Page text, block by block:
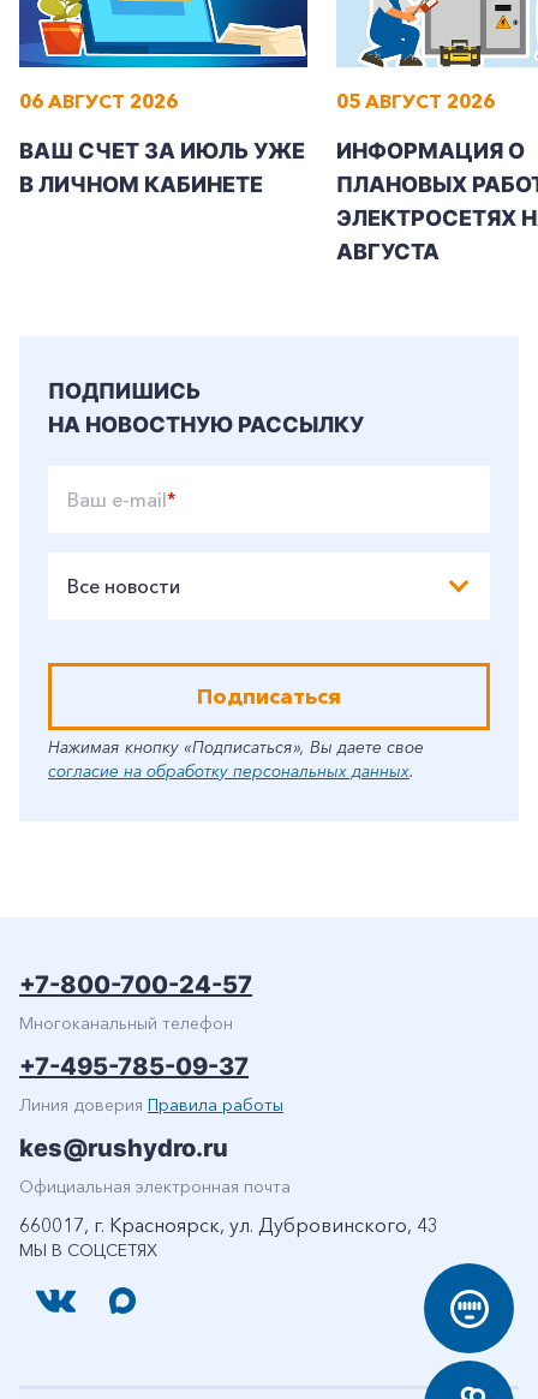
06 АВГУСТ 2026
ВАШ СЧЕТ ЗА ИЮЛЬ УЖЕ
В ЛИЧНОМ КАБИНЕТЕ
05 АВГУСТ 2026
ИНФОРМАЦИЯ О
ПЛАНОВЫХ
ЭЛЕКТРОСЕТЯХ
АВГУСТА
ПОДПИШИСЬ
НА НОВОСТНУЮ РАССЫЛКУ
Ваш e-mail*
Все новости
Подписаться
Нажимая кнопку «Подписаться», Вы даете свое
согласие на обработку персональных данных.
МЫ В СОЦСЕТЯХ
+7-800-700-24-57
Многоканальный телефон
+7-495-785-09-37
Линия доверия Правила работы
kes@rushydro.ru
Официальная электронная почта
660017, г. Красноярск, ул. Дубровинского, 43